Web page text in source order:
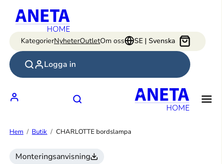
Hoppa
innehåll
KategorierNyheterOutletOm oss SE | Svenska
Logga in
Hem Butik CHARLOTTE bordslampa
Monteringsanvisning